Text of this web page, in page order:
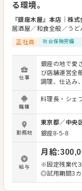
る環境。
『銀座木屋』本店 ｜株式
居酒屋／和食全般／うど
正社員
社会保険完備
仕事
銀座の地で愛
び店舗運営全
調理、仕込み
ト。経験に応
フの採用・育
ループに属し
一方で現場の
ど、自分のア
す。和食をは
そ、確かな調
につけられる環境です。 ＜おす
ム上場グルー
ランドを展開
職種
料理長・シェ
勤務地
東京都／ 中央
銀座8-5-8
給与
月給:
※固定残業代
◎試用期間3カ